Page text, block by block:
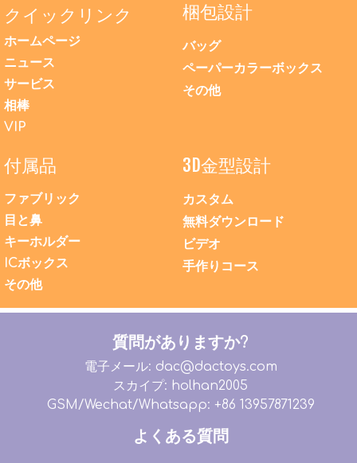
クイックリンク
ホームページ
ニュース
サービス
相棒
VIP
梱包設計
バッグ
ペーパーカラーボックス
その他
付属品
ファブリック
目と鼻
キーホルダー
ICボックス
その他
3D金型設計
カスタム
無料ダウンロード
ビデオ
手作りコース
質問がありますか?
電子メール: dac@dactoys.com
スカイプ: holhan2005
GSM/Wechat/Whatsapp: +86 13957871239
よくある質問